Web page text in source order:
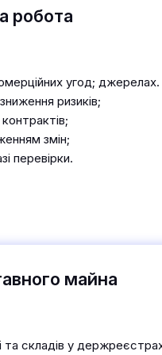
робота
угод; джерелах.
ризиків;
змін;
перевірки.
майна
та складів у